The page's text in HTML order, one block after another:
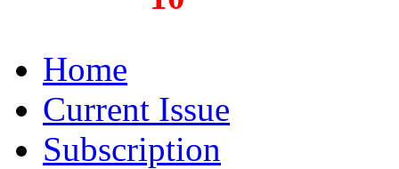
Home
Current Issue
Subscription